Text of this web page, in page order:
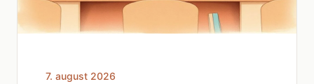
7. august 2026